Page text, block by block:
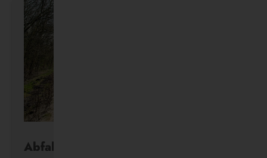
Abfahrt in Echtzeit